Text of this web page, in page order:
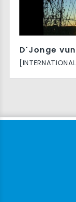
D'Jonge